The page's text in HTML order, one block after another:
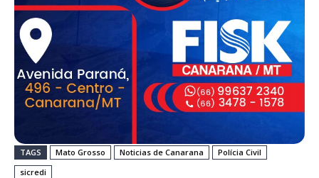
TAGS Mato Grosso Noticias de Canarana
Polícia Civil
sicredi